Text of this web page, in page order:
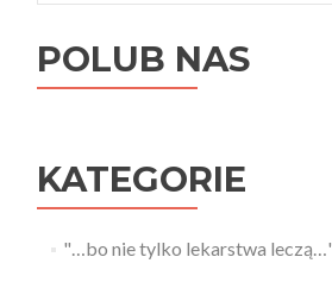
POLUB NAS
KATEGORIE
"…bo nie tylko lekarstwa leczą…'